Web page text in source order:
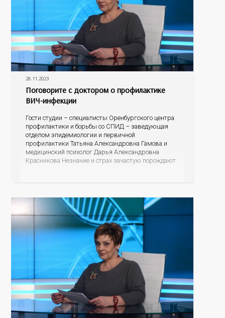
28.11.2023
Поговорите с доктором о профилактике
ВИЧ-инфекции
Гости студии – специалисты Оренбургского центра
профилактики и борьбы со СПИД – заведующая
отделом эпидемиологии и первичной
профилактики Татьяна Александровна Гамова и
медицинский психолог Дарья Александровна
Красникова Незнание и страх зачастую порождают